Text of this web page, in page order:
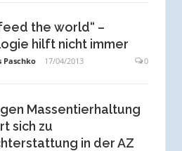
the world“ –
hilft nicht immer
Paschko 17/04/2013 0
Massentierhaltung
sich zu
in der AZ